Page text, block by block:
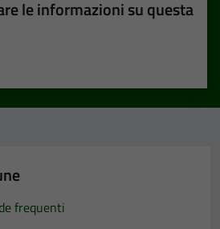
le informazioni su questa
5 stelle su 5
su 5
su 5
frequenti